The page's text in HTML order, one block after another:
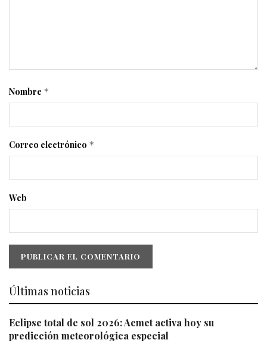
Nombre *
Correo electrónico *
Web
Últimas noticias
Eclipse total de sol 2026: Aemet activa hoy su
predicción meteorológica especial